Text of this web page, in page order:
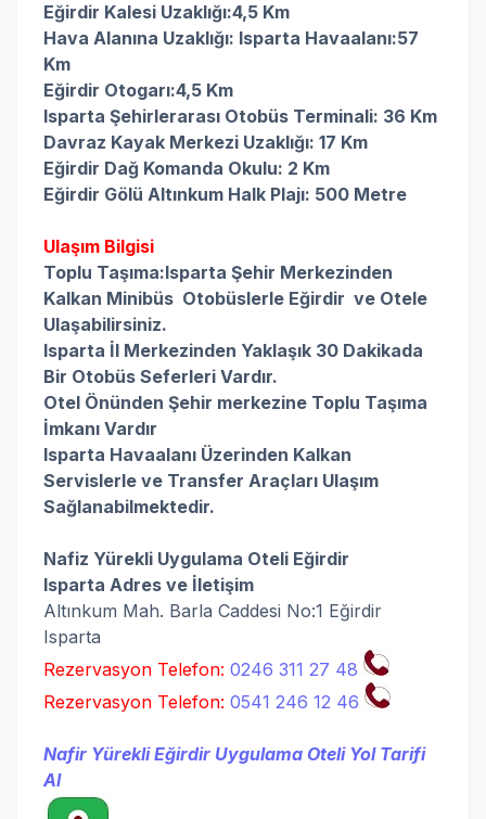
Eğirdir Kalesi Uzaklığı:4,5 Km
Hava Alanına Uzaklığı: Isparta Havaalanı:57
Km
Eğirdir Otogarı:4,5 Km
Isparta Şehirlerarası Otobüs Terminali: 36 Km
Davraz Kayak Merkezi Uzaklığı: 17 Km
Eğirdir Dağ Komanda Okulu: 2 Km
Eğirdir Gölü Altınkum Halk Plajı: 500 Metre
Ulaşım Bilgisi
Toplu Taşıma:Isparta Şehir Merkezinden
Kalkan Minibüs Otobüslerle Eğirdir ve Otele
Ulaşabilirsiniz.
Isparta İl Merkezinden Yaklaşık 30 Dakikada
Bir Otobüs Seferleri Vardır.
Otel Önünden Şehir merkezine Toplu Taşıma
İmkanı Vardır
Isparta Havaalanı Üzerinden Kalkan
Servislerle ve Transfer Araçları Ulaşım
Sağlanabilmektedir.
Nafiz Yürekli Uygulama Oteli Eğirdir
Isparta Adres ve İletişim
Altınkum Mah. Barla Caddesi No:1 Eğirdir
Isparta
Rezervasyon Telefon: 0246 311 27 48
Rezervasyon Telefon: 0541 246 12 46
Nafir Yürekli Eğirdir Uygulama Oteli Yol Tarifi
Al